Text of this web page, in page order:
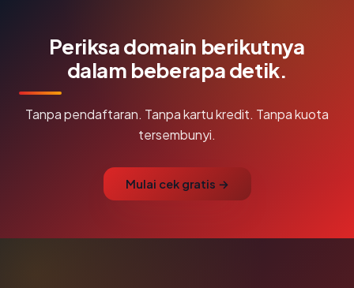
Periksa domain berikutnya
dalam beberapa detik.
Tanpa pendaftaran. Tanpa kartu kredit. Tanpa kuota
tersembunyi.
Mulai cek gratis →